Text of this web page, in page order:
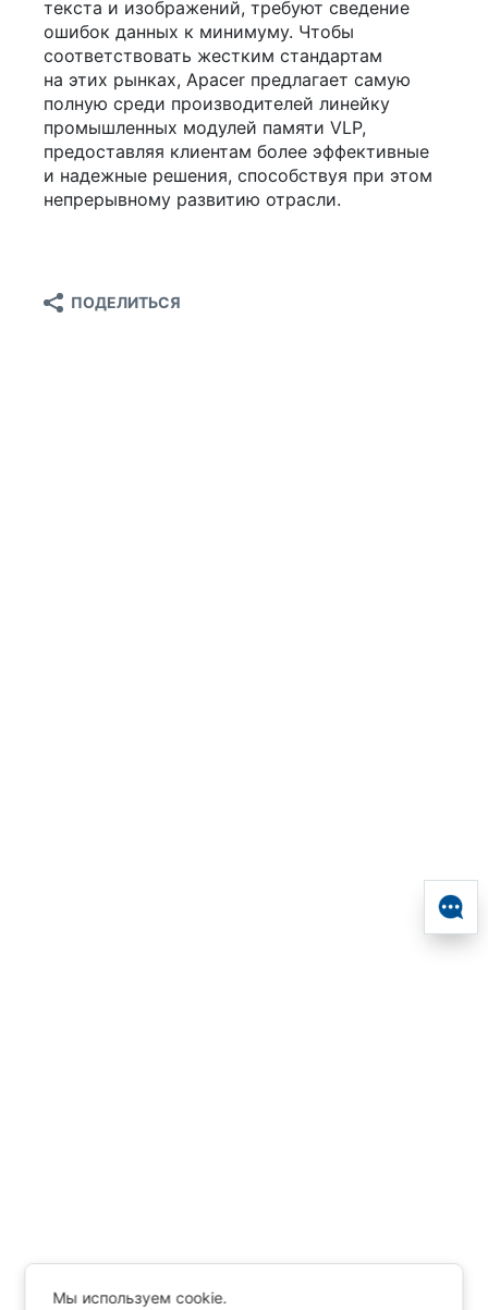
текста и изображений, требуют сведение
ошибок данных к минимуму. Чтобы
соответствовать жестким стандартам
на этих рынках, Apacer предлагает самую
полную среди производителей линейку
промышленных модулей памяти VLP,
предоставляя клиентам более эффективные
и надежные решения, способствуя при этом
непрерывному развитию отрасли.
ПОДЕЛИТЬСЯ
Мы используем cookie.